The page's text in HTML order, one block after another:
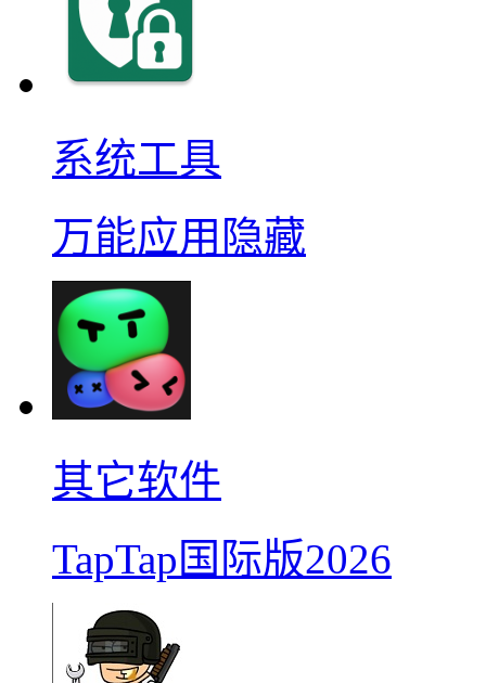
系统工具
万能应用隐藏
其它软件
TapTap国际版2026